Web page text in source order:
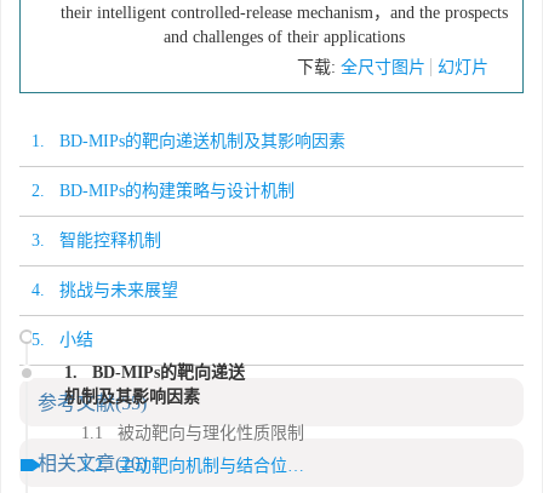
their intelligent controlled-release mechanism，and the prospects
and challenges of their applications
下载: 全尺寸图片 幻灯片
1. BD-MIPs的靶向递送机制及其影响因素
2. BD-MIPs的构建策略与设计机制
3. 智能控释机制
4. 挑战与未来展望
5. 小结
参考文献(55)
相关文章(20)
1. BD-MIPs的靶向递送
机制及其影响因素
1.1 被动靶向与理化性质限制
1.2 主动靶向机制与结合位点屏障